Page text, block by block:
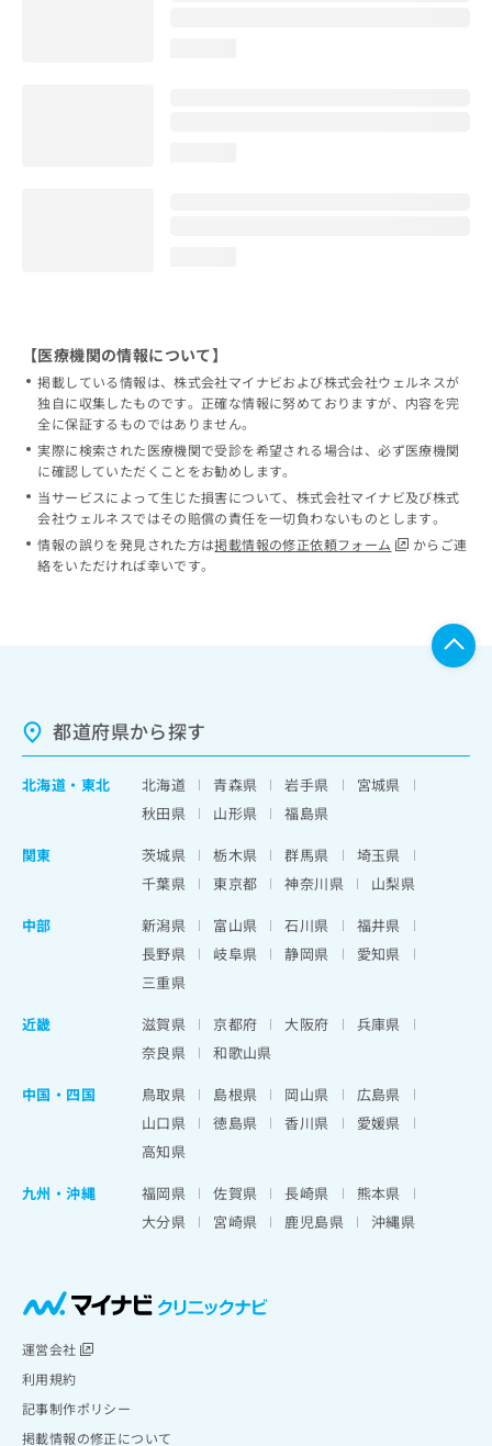
【医療機関の情報について】
掲載している情報は、株式会社マイナビおよび株式会社ウェルネスが
独自に収集したものです。正確な情報に努めておりますが、内容を完
全に保証するものではありません。
実際に検索された医療機関で受診を希望される場合は、必ず医療機関
に確認していただくことをお勧めします。
当サービスによって生じた損害について、株式会社マイナビ及び株式
会社ウェルネスではその賠償の責任を一切負わないものとします。
情報の誤りを発見された方は掲載情報の修正依頼フォーム
からご連
絡をいただければ幸いです。
都道府県から探す
北海道 ・ 東北 北海道 青森県 岩手県
宮城県
秋田県
山形県
福島県
関東
茨城県 栃木県 群馬県
埼玉県
千葉県
東京都 神奈川県
山梨県
中部
新潟県 富山県 石川県
福井県
長野県
岐阜県 静岡県
愛知県
三重県
近畿
滋賀県 京都府 大阪府
兵庫県
奈良県
和歌山県
中国・四国
鳥取県 島根県 岡山県
広島県
山口県
徳島県 香川県
愛媛県
高知県
九州・沖縄
福岡県 佐賀県 長崎県
熊本県
大分県
宮崎県 鹿児島県 沖縄県
運営会社
利用規約
記事制作ポリシー
掲載情報の修正について